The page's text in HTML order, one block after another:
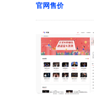
官网售价